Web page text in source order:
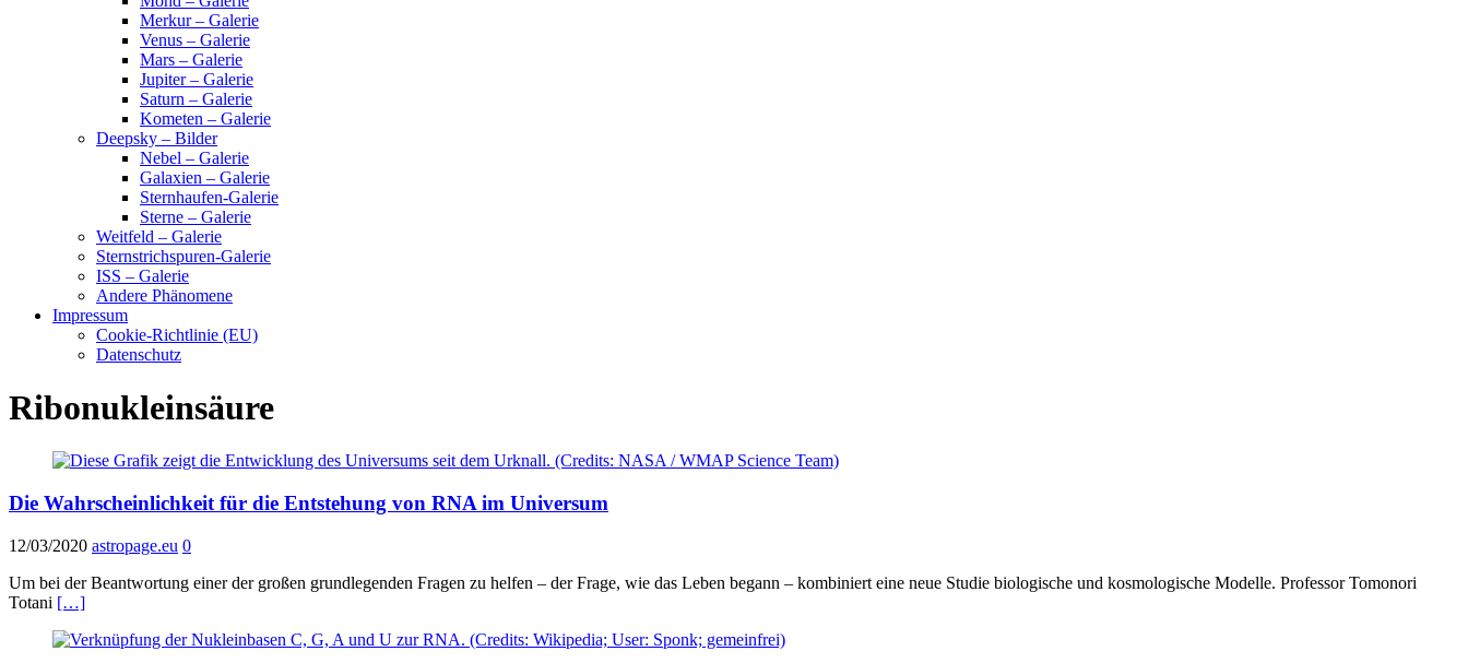
Merkur – Galerie
Venus – Galerie
Mars – Galerie
Jupiter – Galerie
Saturn – Galerie
Kometen – Galerie
Deepsky – Bilder
Nebel – Galerie
Galaxien – Galerie
Sternhaufen-Galerie
Sterne – Galerie
Weitfeld – Galerie
Sternstrichspuren-Galerie
ISS – Galerie
Andere Phänomene
Impressum
Cookie-Richtlinie (EU)
Datenschutz
Ribonukleinsäure
Die Wahrscheinlichkeit für die Entstehung von RNA im Universum
12/03/2020 astropage.eu 0
Um bei der Beantwortung einer der großen grundlegenden Fragen zu helfen – der Frage, wie das Leben begann – kombiniert eine neue Studie biologische und kosmologische Modelle. Professor Tomonori
Totani […]